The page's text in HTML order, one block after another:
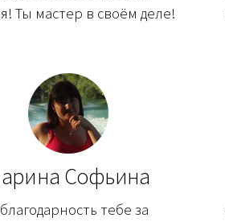
Ты мастер в своём деле!
Софьина
тебе за